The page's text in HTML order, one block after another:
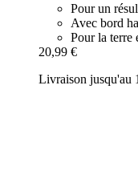
Pour un
Avec bord
Pour la terre
20,99 €
Livraison jusqu'au